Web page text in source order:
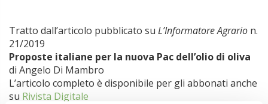
Tratto dall’articolo pubblicato su L’Informatore Agrario n.
21/2019
Proposte italiane per la nuova Pac dell’olio di oliva
di Angelo Di Mambro
L’articolo completo è disponibile per gli abbonati anche
su Rivista Digitale